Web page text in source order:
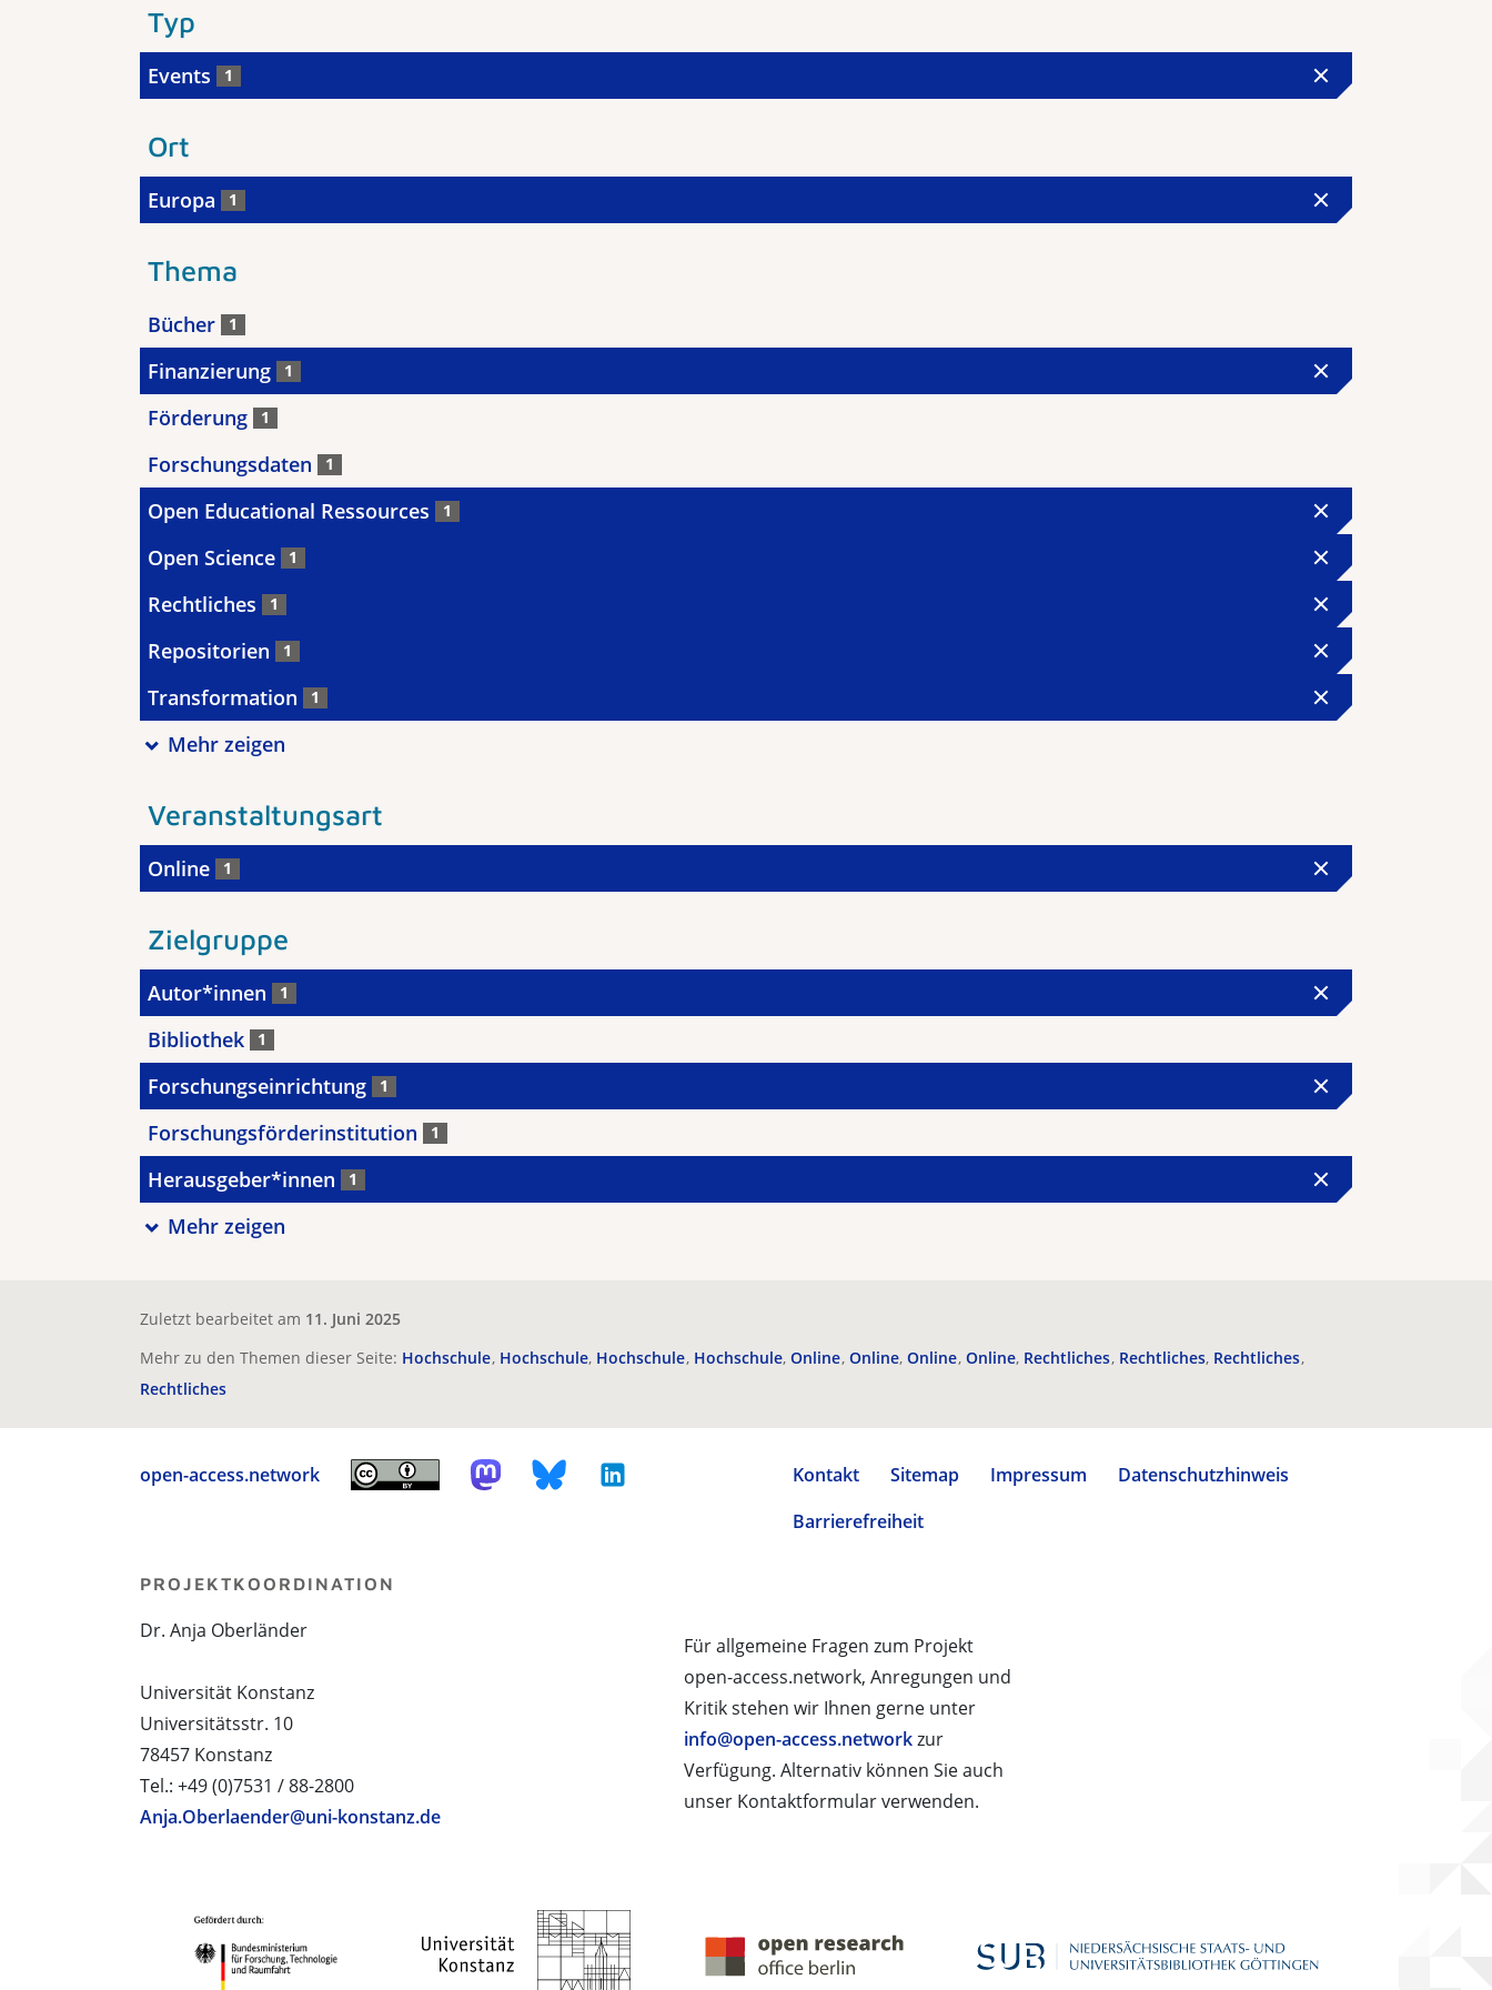
Typ
Events 1
Ort
Europa 1
Thema
Bücher 1
Finanzierung 1
Förderung 1
Forschungsdaten 1
Open Educational Ressources 1
Open Science 1
Rechtliches 1
Repositorien 1
Transformation 1
Mehr zeigen
Veranstaltungsart
Online 1
Zielgruppe
Autor*innen 1
Bibliothek 1
Forschungseinrichtung 1
Forschungsförderinstitution 1
Herausgeber*innen 1
Mehr zeigen
Zuletzt bearbeitet am 11. Juni 2025
Mehr zu den Themen dieser Seite: Hochschule Hochschule Hochschule Hochschule Online Online Online Online Rechtliches Rechtliches Rechtliches
Rechtliches
open-access.network Kontakt Sitemap Impressum
Datenschutzhinweis
Barrierefreiheit
Für allgemeine Fragen zum Projekt
open-access.network, Anregungen und
Kritik stehen wir Ihnen gerne unter
info@open-access.networkzur
Verfügung. Alternativ können Sie auch
unser Kontaktformular verwenden.
PROJEKTKOORDINATION
Dr. Anja Oberländer
Universität Konstanz
Universitätsstr. 10
78457 Konstanz
Tel.: +49 (0)7531 / 88-2800
Anja.Oberlaender@uni-konstanz.de